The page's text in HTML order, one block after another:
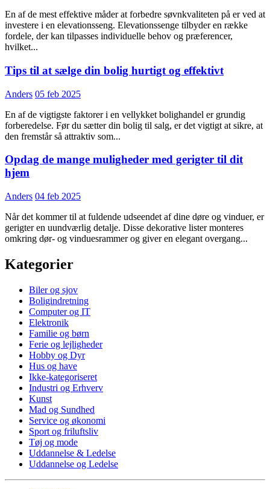
En af de mest effektive måder at forbedre søvnkvaliteten på er ved at
investere i en elevationsseng. Elevationssenge tilbyder en række
fordele, der kan tilpasses individuelle behov og præferencer,
hvilket...
Tips til at sælge din bolig hurtigt og effektivt
Anders 05 feb 2025
En af de vigtigste faktorer i en vellykket bolighandel er grundig
forberedelse. Før du sætter din bolig til salg, er det vigtigt at sikre, at
den fremstår så attraktiv som...
Opdag de mange muligheder med gerigter til dit
hjem
Anders 04 feb 2025
Når det kommer til at fuldende udseendet af dine døre og vinduer, er
gerigter en uundværlig detalje. Disse dekorative lister monteres
omkring dør- og vinduesrammer og giver en elegant overgang...
Kategorier
Biler og sjov
Boligindretning
Computer og IT
Elektronik
Familie og børn
Ferie og lejligheder
Hobby og Dyr
Hus og have
Ikke-kategoriseret
Industri og Erhverv
Kunst
Mad og Sundhed
Service og økonomi
Sport og friluftsliv
Tøj og mode
Uddannelse & Ledelse
Uddannelse og Ledelse